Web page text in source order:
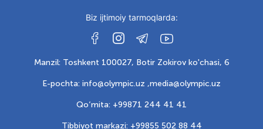
Biz ijtimoiy tarmoqlarda:
Manzil: Toshkent 100027, Botir Zokirov ko'chasi, 6
E-pochta: info@olympic.uz ,media@olympic.uz
Qo‘mita: +99871 244 41 41
Tibbiyot markazi: +99855 502 88 44